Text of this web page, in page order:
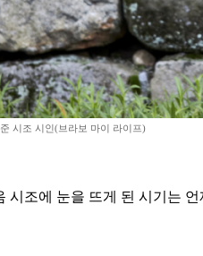
시조 시인(브라보 마이 라이프)
시조에 눈을 뜨게 된 시기는